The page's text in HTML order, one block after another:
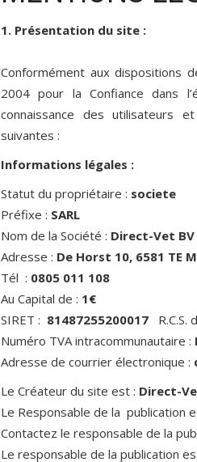
1. Présentation du site :
Conformément aux dispositions
2004 pour la Confiance dans
connaissance des utilisateurs
suivantes :
Informations légales :
Statut du propriétaire : societe
Préfixe : SARL
Nom de la Société : Direct-Vet BV
Adresse : De Horst 10, 6581 TE
Tél : 0805 011 108
Au Capital de : 1€
SIRET : 81487255200017 R.C.S.
Numéro TVA intracommunautaire :
Adresse de courrier électronique :
Le Créateur du site est : Direct-
Le Responsable de la publication
Contactez le responsable de la
Le responsable de la publication